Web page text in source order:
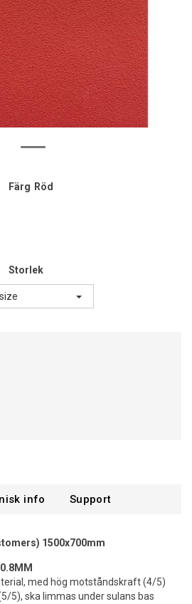
Färg Röd
Storlek
Support
1500x700mm
med hög motståndskraft (4/5)
5), ska limmas under sulans bas